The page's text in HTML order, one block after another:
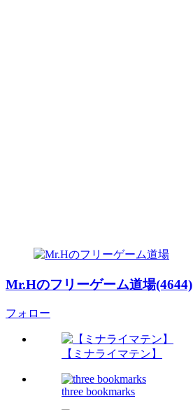
Mr.Hのフリーゲーム道場(4644)
フォロー
【ミナライマテン】
three bookmarks